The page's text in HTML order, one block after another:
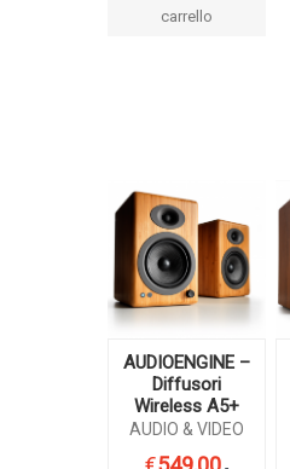
carrello
AUDIOENGINE –
Diffusori
Wireless A5+
AUDIO & VIDEO